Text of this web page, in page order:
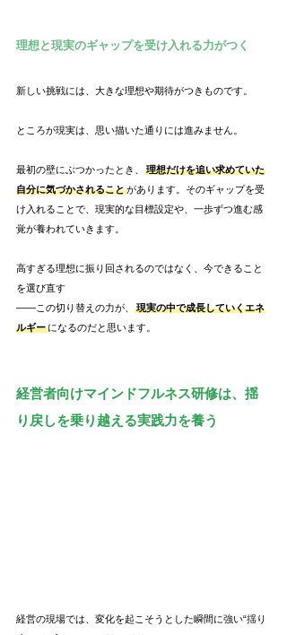
理想と現実のギャップを受け入れる力がつく
新しい挑戦には、大きな理想や期待がつきものです。
ところが現実は、思い描いた通りには進みません。
最初の壁にぶつかったとき、
理想だけを追い求めていた
自分に気づかされることがあります。そのギャップを受
け入れることで、現実的な目標設定や、一歩ずつ進む感
覚が養われていきます。
高すぎる理想に振り回されるのではなく、今できること
を選び直す
――この切り替えの力が、
現実の中で成長していくエネ
ルギー になるのだと思います。
経営者向けマインドフルネス研修は、揺
り戻しを乗り越える実践力を養う
経営の現場では、変化を起こそうとした瞬間に強い“揺り